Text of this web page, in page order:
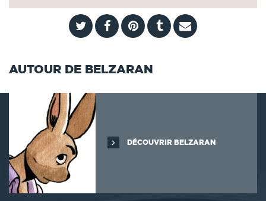
AUTOUR DE BELZARAN
DÉCOUVRIR BELZARAN